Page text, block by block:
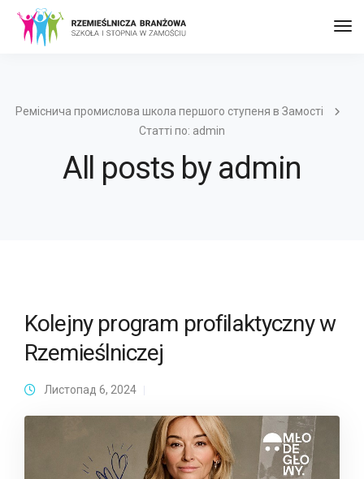
Реміснича промислова школа першого ступеня в Замості
Статті по: admin
All posts by admin
Kolejny program profilaktyczny w
Rzemieślniczej
Листопад 6, 2024